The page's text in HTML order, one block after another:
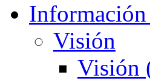
Visión
Visión